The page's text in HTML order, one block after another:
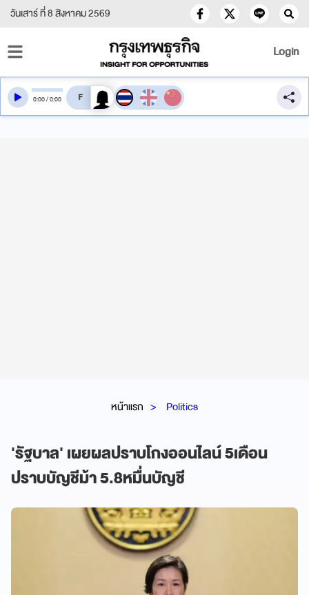
วันเสาร์ ที่ 8 สิงหาคม 2569
Login
หน้าแรก Politics
'รัฐบาล' เผยผลปราบโกงออนไลน์ 5เดือน
ปราบบัญชีม้า 5.8หมื่นบัญชี
0:00/0:00 สลับเสียงอ่าน